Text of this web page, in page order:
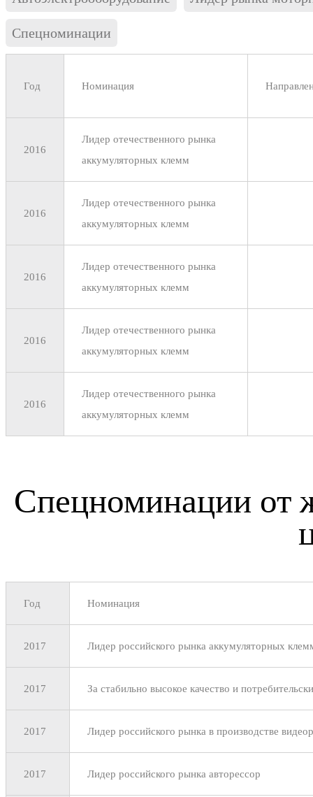
Спецноминации
Год Номинация
2016
Лидер отечественного рынка
аккумуляторных клемм
2016
Лидер отечественного рынка
аккумуляторных клемм
2016
Лидер отечественного рынка
аккумуляторных клемм
2016
Лидер отечественного рынка
аккумуляторных клемм
2016
Лидер отечественного рынка
аккумуляторных клемм
Спецноминации от
Год Номинация
2017 Лидер российского рынка аккумуляторных
2017 За стабильно высокое качество и
2017 Лидер российского рынка в производстве
2017 Лидер российского рынка авторессор